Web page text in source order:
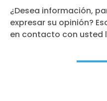
¿Desea información,
expresar su opinión?
en contacto con usted